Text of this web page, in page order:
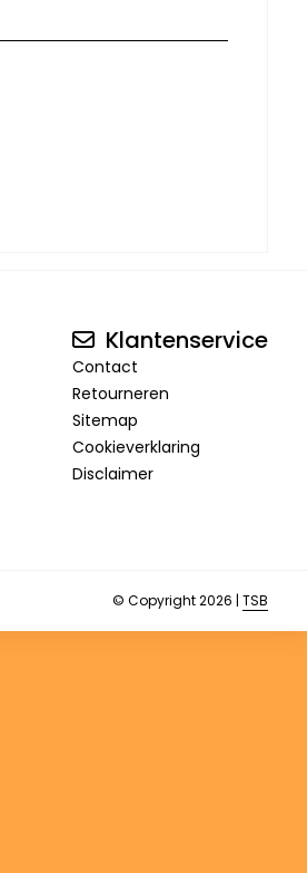
Klantenservice
Contact
Retourneren
Sitemap
Cookieverklaring
Disclaimer
© Copyright 2026 | TSB